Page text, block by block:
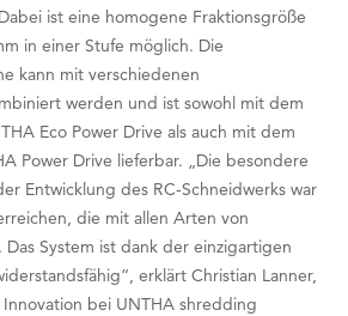
ist eine homogene Fraktionsgröße
in einer Stufe möglich. Die
kann mit verschiedenen
werden und ist sowohl mit dem
Eco Power Drive als auch mit dem
Power Drive lieferbar. „Die besondere
Entwicklung des RC-Schneidwerks war
die mit allen Arten von
System ist dank der einzigartigen
erklärt Christian Lanner,
bei UNTHA shredding